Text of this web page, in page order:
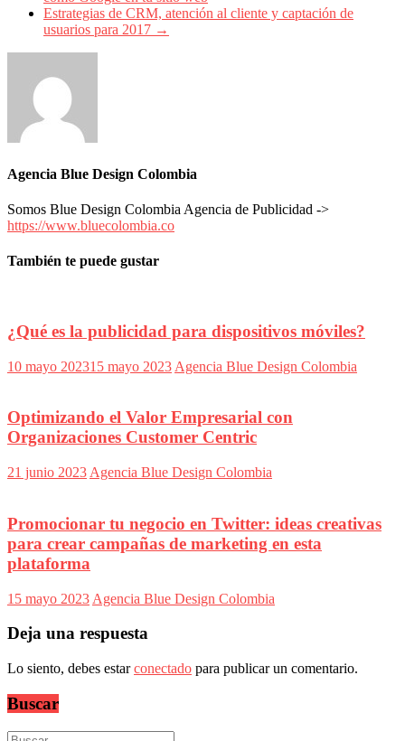
Periódicos
Producción
Gráfica
Colombia.
Estrategias de CRM, atención al cliente y captación de
usuarios para 2017 →
Agencia Blue Design Colombia
Somos Blue Design Colombia Agencia de Publicidad ->
https://www.bluecolombia.co
También te puede gustar
¿Qué es la publicidad para dispositivos móviles?
10 mayo 202315 mayo 2023 Agencia Blue Design Colombia
Optimizando el Valor Empresarial con
Organizaciones Customer Centric
21 junio 2023 Agencia Blue Design Colombia
Promocionar tu negocio en Twitter: ideas creativas
para crear campañas de marketing en esta
plataforma
15 mayo 2023 Agencia Blue Design Colombia
Deja una respuesta
Lo siento, debes estarconectado para publicar un comentario.
Buscar